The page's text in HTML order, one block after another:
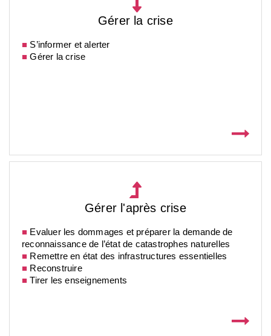
Gérer la crise
■ S’informer et alerter
■ Gérer la crise
Gérer l'après crise
■ Evaluer les dommages et préparer la demande de
reconnaissance de l’état de catastrophes naturelles
■ Remettre en état des infrastructures essentielles
■ Reconstruire
■ Tirer les enseignements